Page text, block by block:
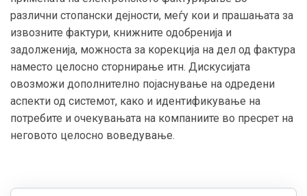
различни стопански дејности, меѓу кои и прашањата за
извозните фактури, книжните одобренија и
задолженија, можноста за корекција на дел од фактура
наместо целосно сторнирање итн. Дискусијата
овозможи дополнително појаснување на одредени
аспекти од системот, како и идентификување на
потребите и очекувањата на компаниите во пресрет на
неговото целосно воведување.